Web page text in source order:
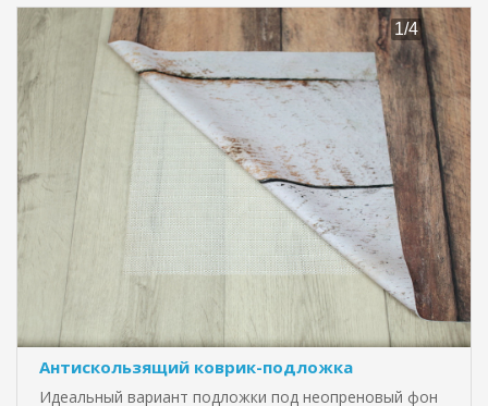
Антискользящий коврик-подложка
Идеальный вариант подложки под неопреновый фон